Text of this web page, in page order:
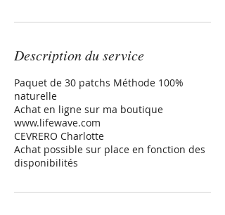
Description du service
Paquet de 30 patchs Méthode 100%
naturelle
Achat en ligne sur ma boutique
www.lifewave.com
CEVRERO Charlotte
Achat possible sur place en fonction des
disponibilités